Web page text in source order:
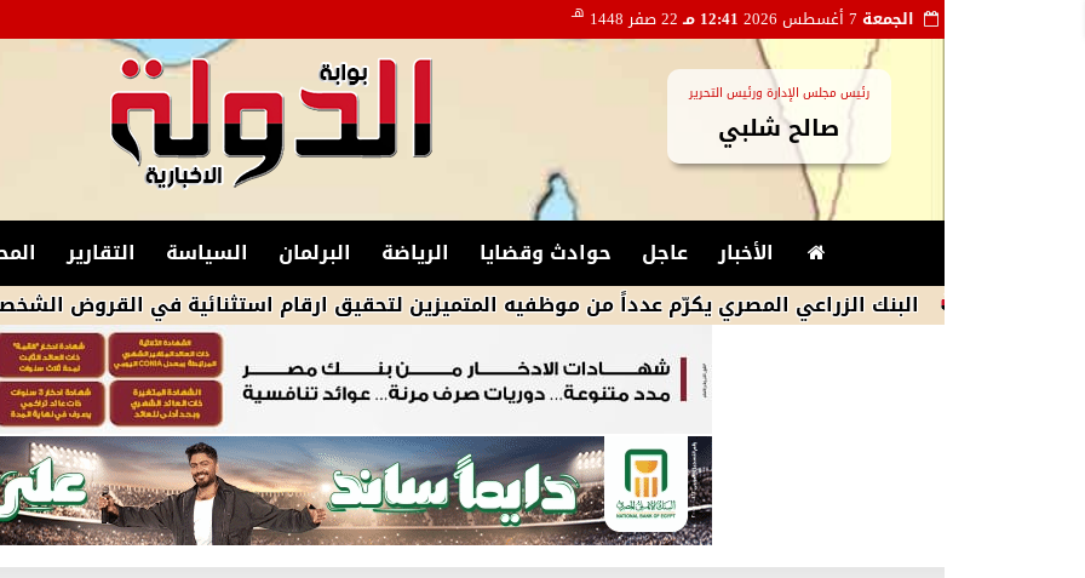
الجمعة 12:41 مـ 22 صفر 1448 هـ
رئيس مجلس الإدارة ورئيس التحرير
صالح شلبي
الأخبار عاجل حوادث وقضايا الرياضة البرلمان السياسة التقارير
البنك الزراعي المصري يكرّم عدداً من موظفيه المتميزين لتحقيق ارقام استثنائية في القروض الشخصية خلال الربع